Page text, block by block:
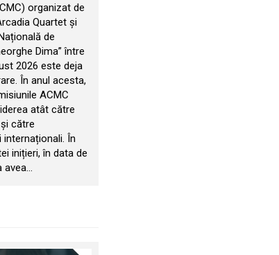
organizat de
Quartet și
de
Dima” între
2026 este deja
În anul acesta,
ACMC
atât către
către
internaționali. În
inițieri, în data de
avea…